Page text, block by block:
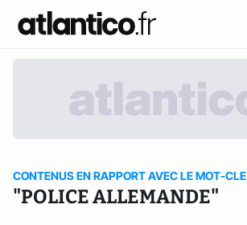
CONTENUS EN RAPPORT AVEC LE MOT-CLE
"POLICE ALLEMANDE"